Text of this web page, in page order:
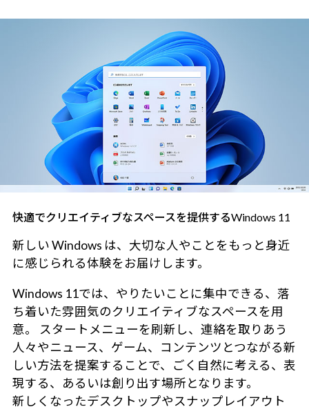
快適でクリエイティブなスペースを提供するWindows 11
新しい Windows は、大切な人やことをもっと身近
に感じられる体験をお届けします。
Windows 11では、やりたいことに集中できる、落
ち着いた雰囲気のクリエイティブなスペースを用
意。 スタートメニューを刷新し、連絡を取りあう
人々やニュース、ゲーム、コンテンツとつながる新
しい方法を提案することで、ごく自然に考える、表
現する、あるいは創り出す場所となります。
新しくなったデスクトップやスナップレイアウト